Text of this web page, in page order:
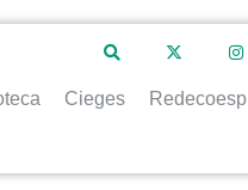
Cieges Redecoesp